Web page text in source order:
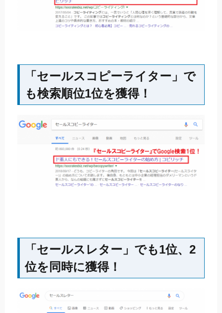
「セールスコピーライター」で
も検索順位1位を獲得！
「セールスレター」でも1位、2
位を同時に獲得！